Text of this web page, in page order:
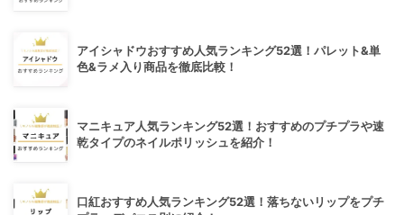
アイシャドウおすすめ人気ランキング52選！パレット&単
色&ラメ入り商品を徹底比較！
マニキュア人気ランキング52選！おすすめのプチプラや速
乾タイプのネイルポリッシュを紹介！
口紅おすすめ人気ランキング52選！落ちないリップをプチ